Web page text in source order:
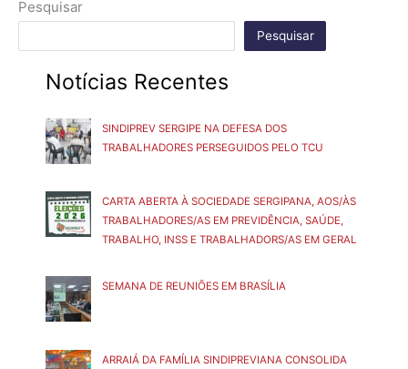
Pesquisar
Pesquisar
Notícias Recentes
SINDIPREV SERGIPE NA DEFESA DOS
TRABALHADORES PERSEGUIDOS PELO TCU
CARTA ABERTA À SOCIEDADE SERGIPANA, AOS/ÀS
TRABALHADORES/AS EM PREVIDÊNCIA, SAÚDE,
TRABALHO, INSS E TRABALHADORS/AS EM GERAL
SEMANA DE REUNIÕES EM BRASÍLIA
ARRAIÁ DA FAMÍLIA SINDIPREVIANA CONSOLIDA